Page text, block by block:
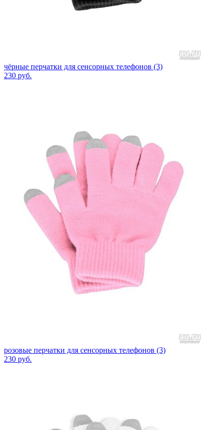
чёрные перчатки для сенсорных телефонов (3)
230 руб.
розовые перчатки для сенсорных телефонов (3)
230 руб.